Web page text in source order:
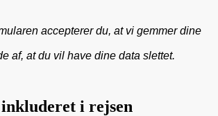
accepterer du, at vi gemmer dine
af, at du vil have dine data slettet.
i rejsen